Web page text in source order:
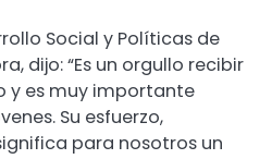
Social y Políticas de
dijo: “Es un orgullo recibir
y es muy importante
Su esfuerzo,
para nosotros un